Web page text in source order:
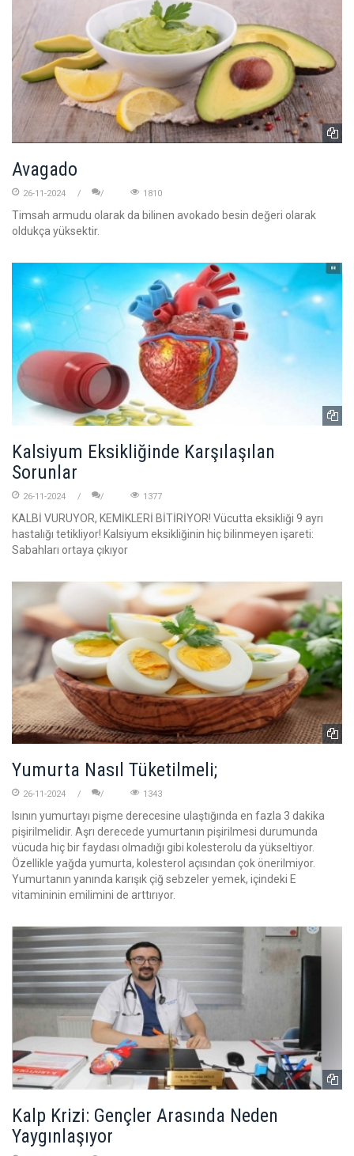
Avagado
26-11-2024 1810
Timsah armudu olarak da bilinen avokado besin değeri olarak
oldukça yüksektir.
Kalsiyum Eksikliğinde Karşılaşılan
Sorunlar
26-11-2024 1377
KALBİ VURUYOR, KEMİKLERİ BİTİRİYOR! Vücutta eksikliği 9 ayrı
hastalığı tetikliyor! Kalsiyum eksikliğinin hiç bilinmeyen işareti:
Sabahları ortaya çıkıyor
Yumurta Nasıl Tüketilmeli;
26-11-2024 1343
Isının yumurtayı pişme derecesine ulaştığında en fazla 3 dakika
pişirilmelidir. Aşrı derecede yumurtanın pişirilmesi durumunda
vücuda hiç bir faydası olmadığı gibi kolesterolu da yükseltiyor.
Özellikle yağda yumurta, kolesterol açısından çok önerilmiyor.
Yumurtanın yanında karışık çiğ sebzeler yemek, içindeki E
vitamininin emilimini de arttırıyor.
Kalp Krizi: Gençler Arasında Neden
Yaygınlaşıyor